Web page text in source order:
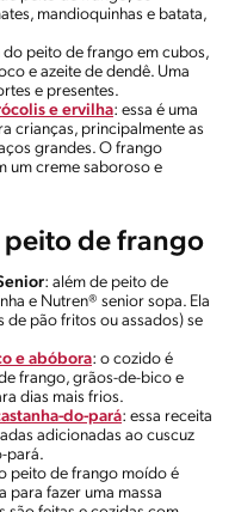
mandioquinhas e batata,
do peito de frango em cubos,
e azeite de dendê. Uma
e presentes.
e ervilha: essa é uma
crianças, principalmente as
grandes. O frango
um creme saboroso e
peito de frango
: além de peito de
e Nutren® senior sopa. Ela
pão fritos ou assados) se
e abóbora: o cozido é
frango, grãos-de-bico e
dias mais frios.
do-pará: essa receita
adicionadas ao cuscuz
pará.
peito de frango moído é
para fazer uma massa